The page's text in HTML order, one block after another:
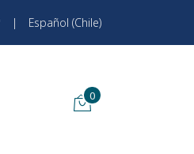
| Español (Chile)
0